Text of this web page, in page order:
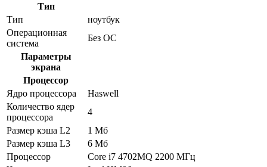
Тип
Тип
ноутбук
Операционная
система
Без ОС
Параметры
экрана
Процессор
Ядро процессора
Haswell
Количество ядер
процессора
4
Размер кэша L2
1 Мб
Размер кэша L3
6 Мб
Процессор
Core i7 4702MQ 2200 МГц